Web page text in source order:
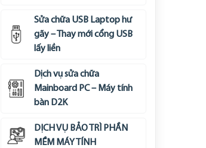
Sửa chữa USB Laptop hư
gãy – Thay mới cổng USB
lấy liền
Dịch vụ sửa chữa
Mainboard PC – Máy tính
bàn D2K
DỊCH VỤ BẢO TRÌ PHẦN
MỀM MÁY TÍNH